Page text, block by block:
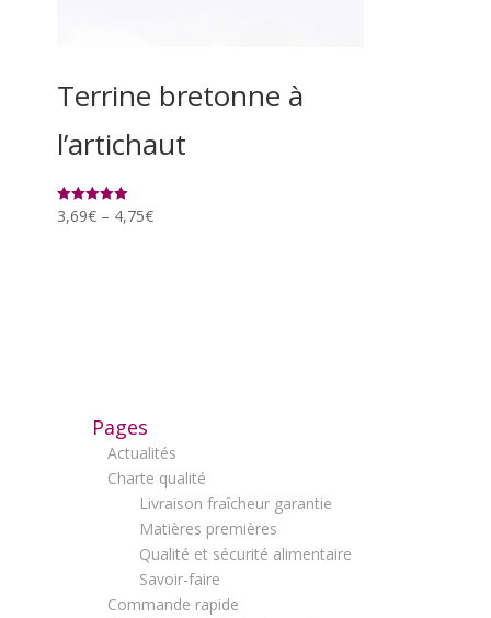
Terrine bretonne à
l’artichaut
Rated
5.00
3,69€ – 4,75€
Pages
Actualités
Charte qualité
Livraison fraîcheur garantie
Matières premières
Qualité et sécurité alimentaire
Savoir-faire
Commande rapide